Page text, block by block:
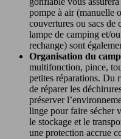
pompe à air (manuelle
couvertures ou sacs de
lampe de camping et/
rechange) sont
Organisation du
multifonction, pince,
petites réparations. Du
de réparer les
préserver
linge pour faire sécher
le stockage et le
une protection accrue